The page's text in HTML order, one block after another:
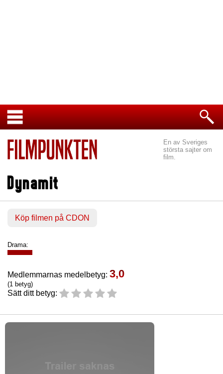
En av Sveriges
största sajter om
film.
Dynamit
Köp filmen på CDON
Drama:
Medlemmarnas medelbetyg: 3,0
(1 betyg)
Sätt ditt betyg: